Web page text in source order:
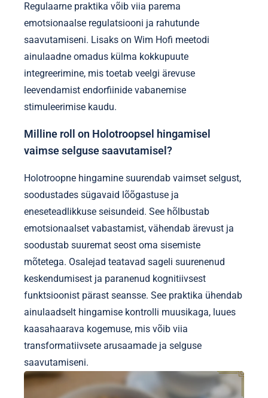
Regulaarne praktika võib viia parema
emotsionaalse regulatsiooni ja rahutunde
saavutamiseni. Lisaks on Wim Hofi meetodi
ainulaadne omadus külma kokkupuute
integreerimine, mis toetab veelgi ärevuse
leevendamist endorfiinide vabanemise
stimuleerimise kaudu.
Milline roll on Holotroopsel hingamisel
vaimse selguse saavutamisel?
Holotroopne hingamine suurendab vaimset selgust,
soodustades sügavaid lõõgastuse ja
eneseteadlikkuse seisundeid. See hõlbustab
emotsionaalset vabastamist, vähendab ärevust ja
soodustab suuremat seost oma sisemiste
mõtetega. Osalejad teatavad sageli suurenenud
keskendumisest ja paranenud kognitiivsest
funktsioonist pärast seansse. See praktika ühendab
ainulaadselt hingamise kontrolli muusikaga, luues
kaasahaarava kogemuse, mis võib viia
transformatiivsete arusaamade ja selguse
saavutamiseni.